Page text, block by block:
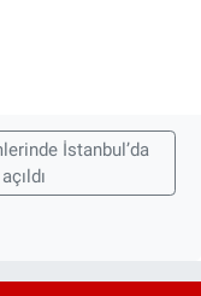
İstanbul’da